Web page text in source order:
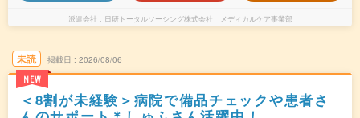
派遣会社 日研トータルソーシング株式会社 メディカルケア事業部
未読
NEW
掲載日 2026/08/06
＜8割が未経験＞病院で備品チェックや患者さ